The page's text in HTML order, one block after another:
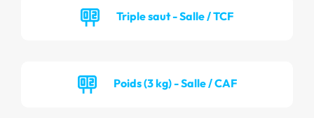
Triple saut - Salle / TCF
Poids (3 kg) - Salle / CAF